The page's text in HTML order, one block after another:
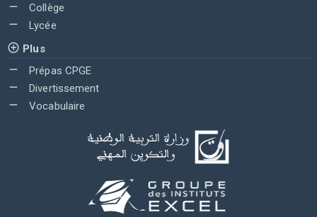
Collège
Lycée
Plus
Prépas CPGE
Divertissement
Vocabulaire